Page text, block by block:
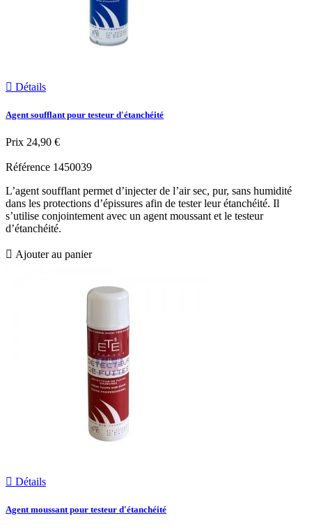
 Détails
Agent soufflant pour testeur d'étanchéité
Prix 24,90 €
Référence 1450039
L’agent soufflant permet d’injecter de l’air sec, pur, sans humidité
dans les protections d’épissures afin de tester leur étanchéité. Il
s’utilise conjointement avec un agent moussant et le testeur
d’étanchéité.
 Ajouter au panier
 Détails
Agent moussant pour testeur d'étanchéité